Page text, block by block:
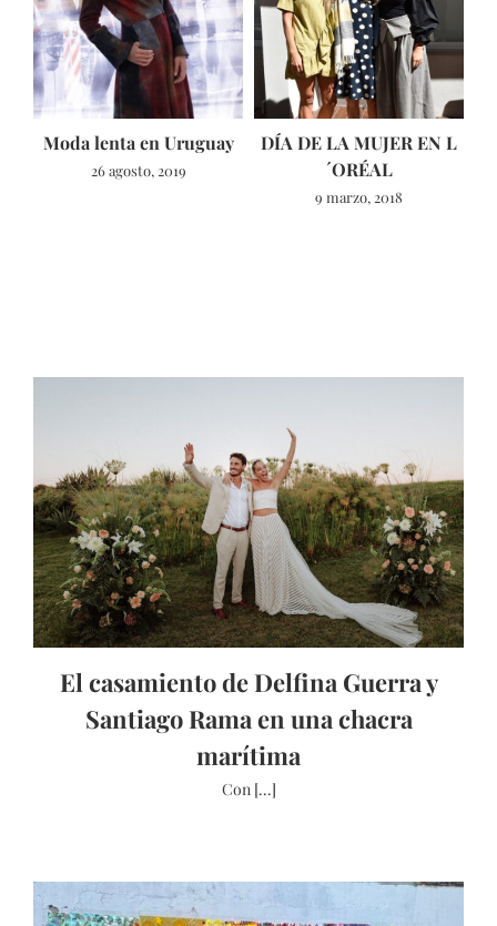
Moda lenta en Uruguay
26 agosto, 2019
DÍA DE LA MUJER EN L
´ORÉAL
9 marzo, 2018
El casamiento de Delfina Guerra y
Santiago Rama en una chacra
marítima
Con [...]